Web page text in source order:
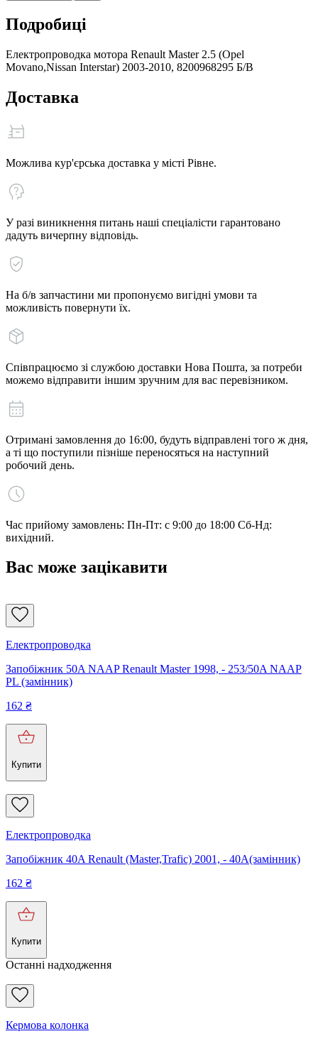
Подробиці
Електропроводка мотора Renault Master 2.5 (Opel
Movano,Nissan Interstar) 2003-2010, 8200968295 Б/В
Доставка
Можлива кур'єрська доставка у місті Рівне.
У разі виникнення питань наші спеціалісти гарантовано
дадуть вичерпну відповідь.
На б/в запчастини ми пропонуємо вигідні умови та
можливість повернути їх.
Співпрацюємо зі службою доставки Нова Пошта, за потреби
можемо відправити іншим зручним для вас перевізником.
Отримані замовлення до 16:00, будуть відправлені того ж дня,
а ті що поступили пізніше переносяться на наступний
робочий день.
Час прийому замовлень: Пн-Пт: с 9:00 до 18:00 Сб-Нд:
вихідний.
Вас може зацікавити
Електропроводка
Запобіжник 50A NAAP Renault Master 1998, - 253/50A NAAP
PL (замінник)
162 ₴
Купити
Електропроводка
Запобіжник 40A Renault (Master,Trafic) 2001, - 40A(замінник)
162 ₴
Купити
Останні надходження
Кермова колонка